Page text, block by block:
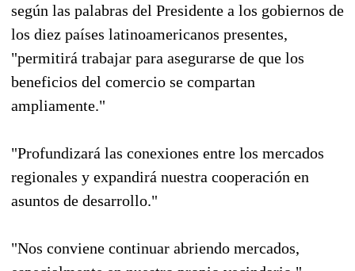
según las palabras del Presidente a los gobiernos de
los diez países latinoamericanos presentes,
"permitirá trabajar para asegurarse de que los
beneficios del comercio se compartan
ampliamente."
"Profundizará las conexiones entre los mercados
regionales y expandirá nuestra cooperación en
asuntos de desarrollo."
"Nos conviene continuar abriendo mercados,